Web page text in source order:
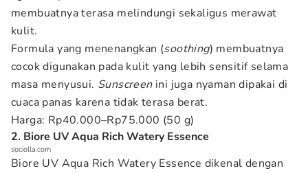
membuatnya terasa melindungi sekaligus merawat
kulit.
Formula yang menenangkan (soothing) membuatnya
cocok digunakan pada kulit yang lebih sensitif selama
masa menyusui. Sunscreenini juga nyaman dipakai di
cuaca panas karena tidak terasa berat.
Harga: Rp40.000–Rp75.000 (50 g)
2. Biore UV Aqua Rich Watery Essence
sociolla.com
Biore UV Aqua Rich Watery Essence dikenal dengan